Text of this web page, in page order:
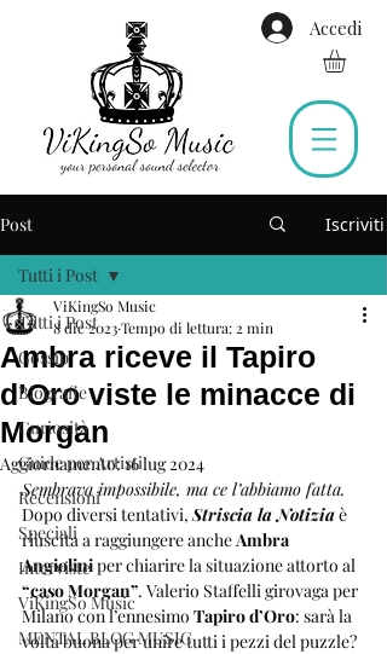
Accedi
Post Iscriviti
Tutti i Post
Gossip
Biografie
Curiosità
Guide per Artisti
Recensioni
Speciali
Interviste
ViKingSo Music
MENTAL BLOG MUSIC
Tutti i Post
Ambra riceve il Tapiro
d’Oro viste le minacce di
Morgan
ViKingSo Music
8 dic 2023Tempo di lettura: 2 min
Aggiornamento:16 lug 2024
Sembrava impossibile, ma ce l’abbiamo fatta.
Dopo diversi tentativi, Striscia la Notizia è
riuscita a raggiungere anche Ambra
Angiolini per chiarire la situazione attorto al
“caso Morgan”. Valerio Staffelli girovaga per
Milano con l’ennesimo Tapiro d’Oro: sarà la
volta buona per unire tutti i pezzi del puzzle?